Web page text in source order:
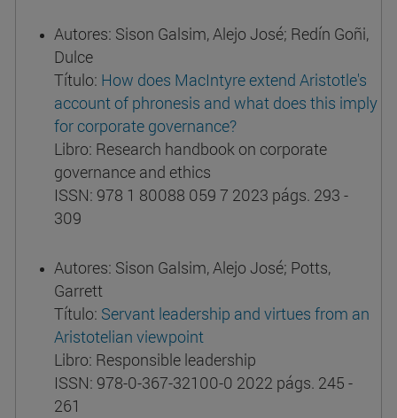
Autores: Sison Galsim, Alejo José; Redín Goñi,
Dulce
Título: How does MacIntyre extend Aristotle's
account of phronesis and what does this imply
for corporate governance?
Libro: Research handbook on corporate
governance and ethics
ISSN: 978 1 80088 059 7 2023 págs. 293 -
309
Autores: Sison Galsim, Alejo José; Potts,
Garrett
Título: Servant leadership and virtues from an
Aristotelian viewpoint
Libro: Responsible leadership
ISSN: 978-0-367-32100-0 2022 págs. 245 -
261